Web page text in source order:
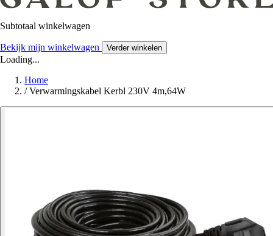
Subtotaal winkelwagen
Bekijk mijn winkelwagen Verder winkelen
Loading...
Home
/ Verwarmingskabel Kerbl 230V 4m,64W